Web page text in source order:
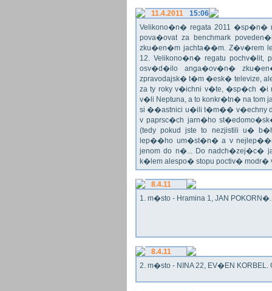
11.4.2011
15:06
Velikono�n� regata 2011 �sp�n�
pova�ovat za benchmark
zku�en�m jachta��m. Z�v�rem
12. Velikono�n� regatu
osv�d�ilo anga�ov�n�
zpravodajsk� t�m �esk� televize,
za ty roky v�ichni v�te, �sp�ch
v�li Neptuna, a to konkr�tn� na tom
si ��astnici u�ili t�m�� v�echny
v paprsc�ch jarn�ho
(tedy pokud jste to nezjistili u�
lep��ho um�st�n� a v
jenom do n�... Do nadch�zej�c�
k�lem alespo� stopu poctiv�
8.4.11
1. m�sto - Hramina 1, JAN
8.4.11
2. m�sto - NINA 22, EV�EN KORBEL.